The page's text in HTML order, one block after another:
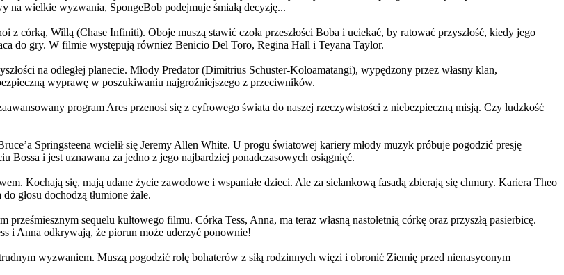
wielkie wyzwania, SpongeBob podejmuje śmiałą decyzję...
córką, Willą (Chase Infiniti). Oboje muszą stawić czoła przeszłości Boba i uciekać, by ratować przyszłość, kiedy jego
do gry. W filmie występują również Benicio Del Toro, Regina Hall i Teyana Taylor.
na odległej planecie. Młody Predator (Dimitrius Schuster-Koloamatangi), wypędzony przez własny klan,
wyprawę w poszukiwaniu najgroźniejszego z przeciwników.
program Ares przenosi się z cyfrowego świata do naszej rzeczywistości z niebezpieczną misją. Czy ludzkość
Springsteena wcielił się Jeremy Allen White. U progu światowej kariery młody muzyk próbuje pogodzić presję
Bossa i jest uznawana za jedno z jego najbardziej ponadczasowych osiągnięć.
Kochają się, mają udane życie zawodowe i wspaniałe dzieci. Ale za sielankową fasadą zbierają się chmury. Kariera Theo
głosu dochodzą tłumione żale.
sequelu kultowego filmu. Córka Tess, Anna, ma teraz własną nastoletnią córkę oraz przyszłą pasierbicę.
i Anna odkrywają, że piorun może uderzyć ponownie!
wyzwaniem. Muszą pogodzić rolę bohaterów z siłą rodzinnych więzi i obronić Ziemię przed nienasyconym